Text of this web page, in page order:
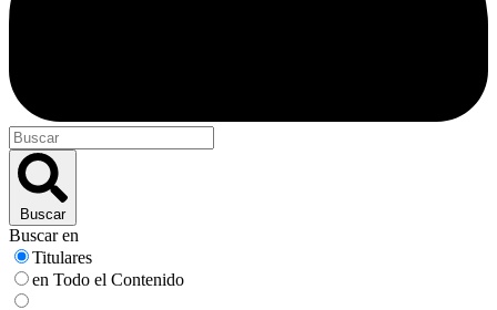
Buscar
Buscar en
Titulares
en Todo el Contenido